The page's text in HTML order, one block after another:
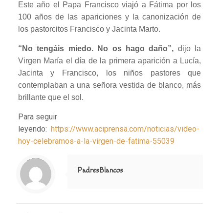
Este año el Papa Francisco viajó a Fátima por los
100 años de las apariciones y la canonización de
los pastorcitos Francisco y Jacinta Marto.
“No tengáis miedo. No os hago daño”, dijo la
Virgen María el día de la primera aparición a Lucía,
Jacinta y Francisco, los niños pastores que
contemplaban a una señora vestida de blanco, más
brillante que el sol.
Para seguir
leyendo: https://www.aciprensa.com/noticias/video-
hoy-celebramos-a-la-virgen-de-fatima-55039
Notice
: Trying to access array offset on value of type null in
/home/misioner/public_html/padresblancos/themes/betheme/includes/content-single.php
on line
286
PadresBlancos